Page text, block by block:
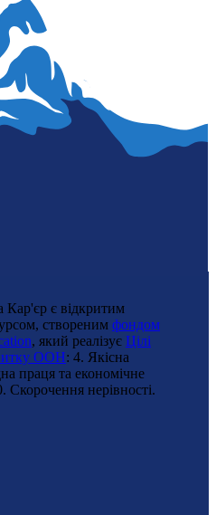
є відкритим
створеним фондом
, який реалізує Цілі
ООН: 4. Якісна
праця та економічне
Cкорочення нерівності.